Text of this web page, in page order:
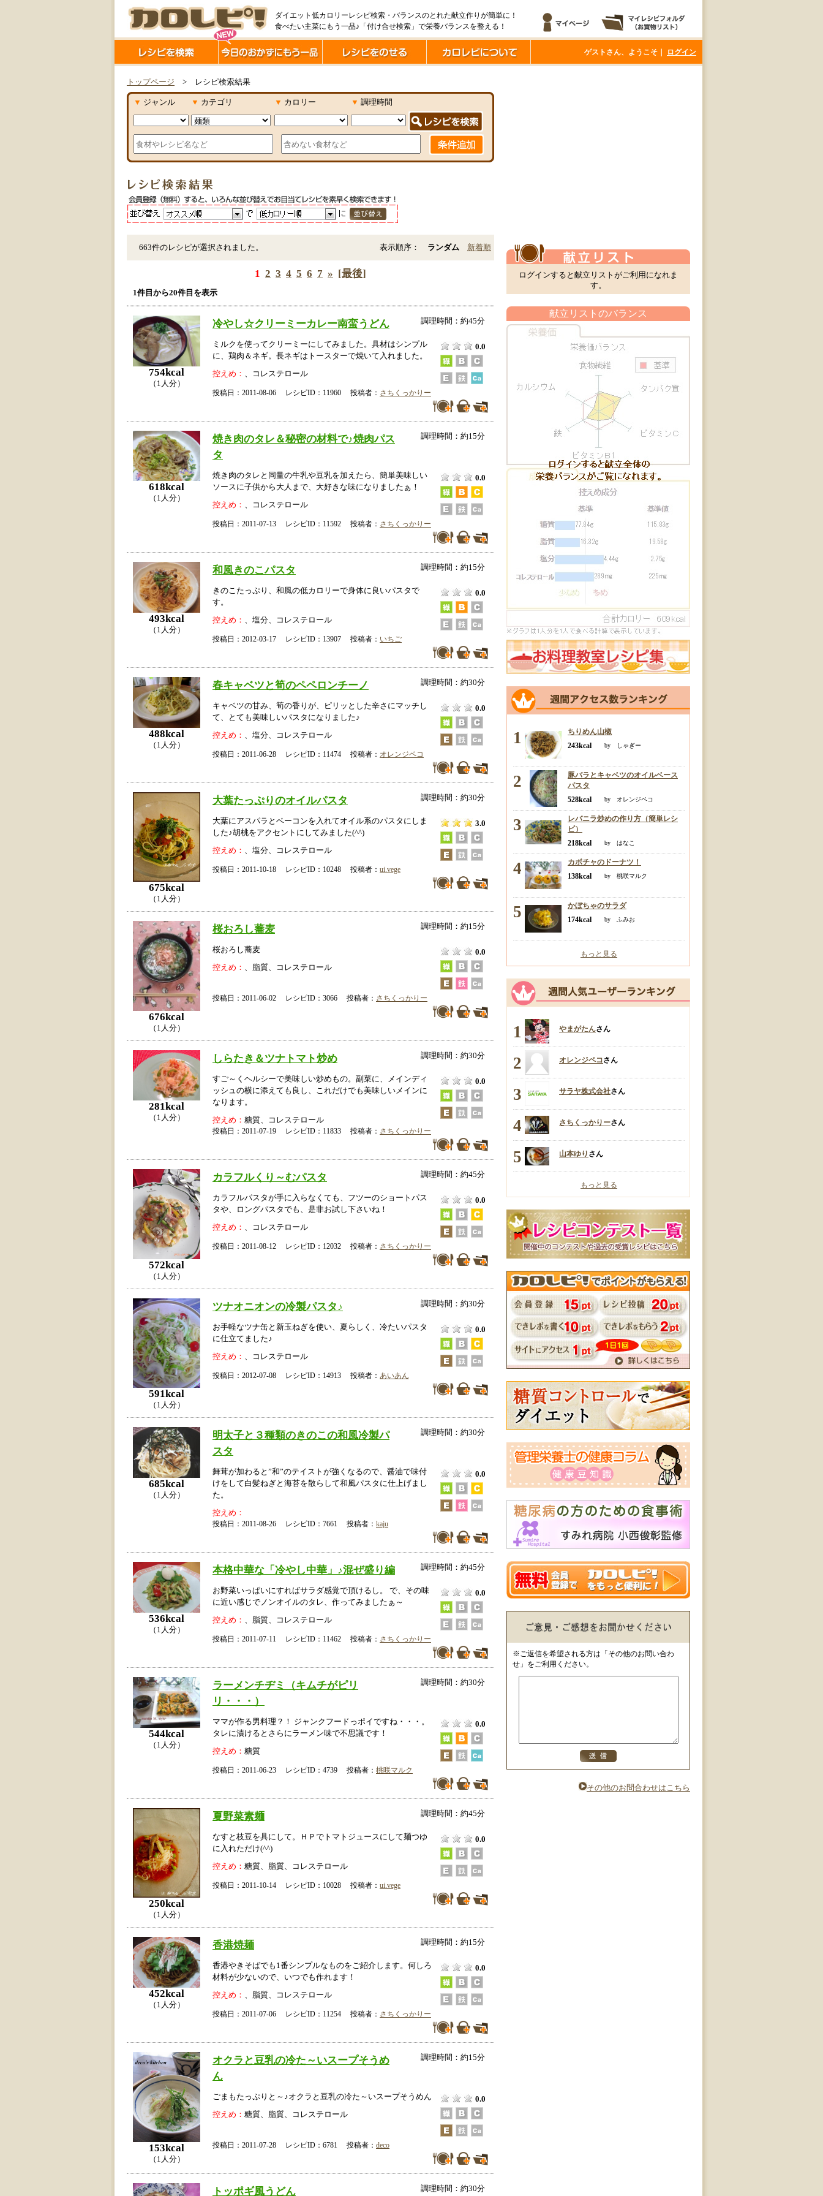
ダイエット低カロリーレシピ検索・バランスのとれた献立作りが簡単に！
食べたい主菜にもう一品♪「付け合せ検索」で栄養バランスを整える！
ゲストさん、ようこそ｜ ログイン
トップページ > レシピ検索結果
▼ ジャンル ▼ カテゴリ ▼ カロリー ▼ 調理時間
663件のレシピが選択されました。 表示順序： ランダム 新着順
1 2 3 4 5 6 7 » [最後]
1件目から20件目を表示
754kcal
（1人分）
冷やし☆クリーミーカレー南蛮うどん 調理時間：約45分
ミルクを使ってクリーミーにしてみました。具材はシンプル
に、鶏肉＆ネギ。長ネギはトースターで焼いて入れました。
0.0
控えめ： 、コレステロール
投稿日：2011-08-06 レシピID：11960 投稿者： さちくっかりー
618kcal
（1人分）
焼き肉のタレ＆秘密の材料で♪焼肉パス
タ
調理時間：約15分
焼き肉のタレと同量の牛乳や豆乳を加えたら、簡単美味しい
ソースに子供から大人まで、大好きな味になりましたぁ！
0.0
控えめ： 、コレステロール
投稿日：2011-07-13 レシピID：11592 投稿者： さちくっかりー
493kcal
（1人分）
和風きのこパスタ 調理時間：約15分
きのこたっぷり、和風の低カロリーで身体に良いパスタで
す。
0.0
控えめ： 、塩分、コレステロール
投稿日：2012-03-17 レシピID：13907 投稿者： いちご
488kcal
（1人分）
春キャベツと筍のペペロンチーノ 調理時間：約30分
キャベツの甘み、筍の香りが、ピリッとした辛さにマッチし
て、とても美味しいパスタになりました♪
0.0
控えめ： 、塩分、コレステロール
投稿日：2011-06-28 レシピID：11474 投稿者： オレンジペコ
675kcal
（1人分）
大葉たっぷりのオイルパスタ 調理時間：約30分
大葉にアスパラとベーコンを入れてオイル系のパスタにしま
した♪胡桃をアクセントにしてみました(^^)
3.0
控えめ： 、塩分、コレステロール
投稿日：2011-10-18 レシピID：10248 投稿者： ui.vege
676kcal
（1人分）
桜おろし蕎麦 調理時間：約15分
桜おろし蕎麦
0.0
控えめ： 、脂質、コレステロール
投稿日：2011-06-02 レシピID：3066 投稿者： さちくっかりー
281kcal
（1人分）
しらたき＆ツナトマト炒め 調理時間：約30分
すご～くヘルシーで美味しい炒めもの。副菜に、メインディ
ッシュの横に添えても良し、これだけでも美味しいメインに
なります。
0.0
控えめ： 糖質、コレステロール
投稿日：2011-07-19 レシピID：11833 投稿者： さちくっかりー
572kcal
（1人分）
カラフルくり～むパスタ 調理時間：約45分
カラフルパスタが手に入らなくても、フツーのショートパス
タや、ロングパスタでも、是非お試し下さいね！
0.0
控えめ： 、コレステロール
投稿日：2011-08-12 レシピID：12032 投稿者： さちくっかりー
591kcal
（1人分）
ツナオニオンの冷製パスタ♪ 調理時間：約30分
お手軽なツナ缶と新玉ねぎを使い、夏らしく、冷たいパスタ
に仕立てました♪
0.0
控えめ： 、コレステロール
投稿日：2012-07-08 レシピID：14913 投稿者： あいあん
685kcal
（1人分）
明太子と３種類のきのこの和風冷製パ
スタ
調理時間：約30分
舞茸が加わると”和”のテイストが強くなるので、醤油で味付
けをして白髪ねぎと海苔を散らして和風パスタに仕上げまし
た。
0.0
控えめ：
投稿日：2011-08-26 レシピID：7661 投稿者： kaju
536kcal
（1人分）
本格中華な「冷やし中華」♪混ぜ盛り編 調理時間：約45分
お野菜いっぱいにすればサラダ感覚で頂けるし。 で、その味
に近い感じでノンオイルのタレ、作ってみましたぁ～
0.0
控えめ： 、脂質、コレステロール
投稿日：2011-07-11 レシピID：11462 投稿者： さちくっかりー
544kcal
（1人分）
ラーメンチヂミ（キムチがピリ
リ・・・）
調理時間：約30分
ママが作る男料理？！ ジャンクフードっポイですね・・・。
タレに漬けるとさらにラーメン味で不思議です！
0.0
控えめ： 糖質
投稿日：2011-06-23 レシピID：4739 投稿者： 桃咲マルク
250kcal
（1人分）
夏野菜素麺 調理時間：約45分
なすと枝豆を具にして。ＨＰでトマトジュースにして麺つゆ
に入れただけ(^^)
0.0
控えめ： 糖質、脂質、コレステロール
投稿日：2011-10-14 レシピID：10028 投稿者： ui.vege
452kcal
（1人分）
香港焼麺 調理時間：約15分
香港やきそばでも1番シンプルなものをご紹介します。何しろ
材料が少ないので、いつでも作れます！
0.0
控えめ： 、脂質、コレステロール
投稿日：2011-07-06 レシピID：11254 投稿者： さちくっかりー
153kcal
（1人分）
オクラと豆乳の冷た～いスープそうめ
ん
調理時間：約15分
ごまもたっぷりと～♪オクラと豆乳の冷た～いスープそうめん
0.0
控えめ： 糖質、脂質、コレステロール
投稿日：2011-07-28 レシピID：6781 投稿者： deco
トッポギ風うどん 調理時間：約30分
ログインすると献立リストがご利用になれま
す。
献立リストのバランス
1
ちりめん山椒
243kcal
by しゃぎー
2
豚バラとキャベツのオイルベース
パスタ
528kcal
by オレンジペコ
3
レバニラ炒めの作り方（簡単レシ
ピ）
218kcal
by はなこ
4
カボチャのドーナツ！
138kcal
by 桃咲マルク
5
かぼちゃのサラダ
174kcal
by ふみお
もっと見る
1 やまがたんさん
2 オレンジペコさん
3 サラヤ株式会社さん
4 さちくっかりーさん
5 山本ゆり さん
もっと見る
※ご返信を希望される方は「その他のお問い合わ
せ」をご利用ください。
その他のお問合わせはこちら